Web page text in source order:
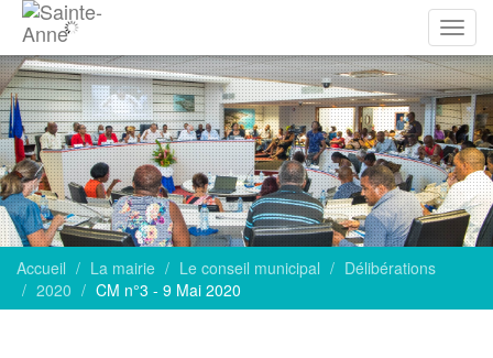
la
Accueil La mairie Le conseil municipal
Délibérations
2020
CM n°3 - 9 Mai 2020